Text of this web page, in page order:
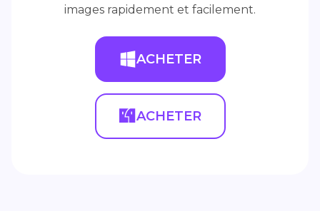
images rapidement et facilement.
ACHETER
ACHETER